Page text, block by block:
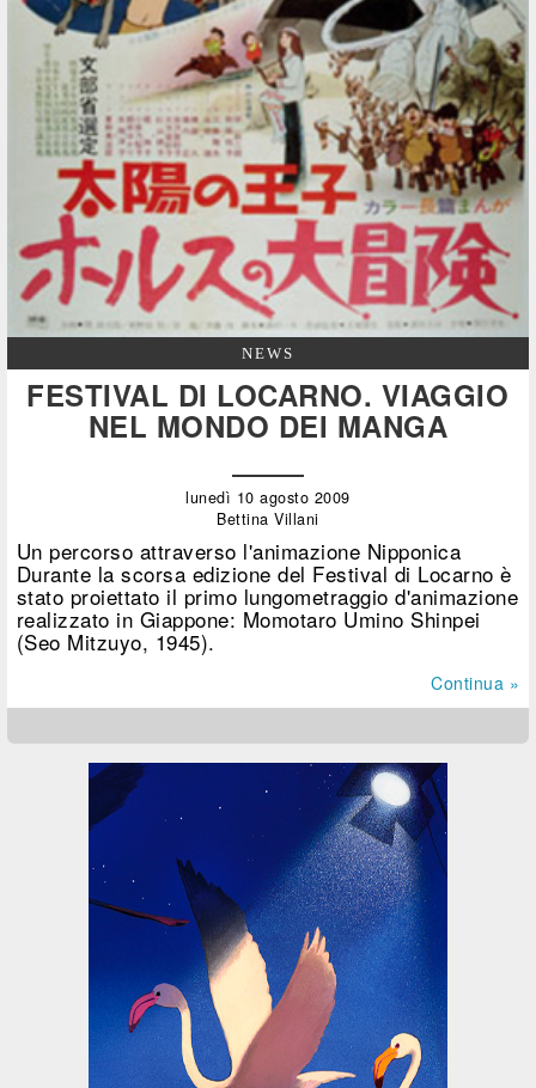
NEWS
FESTIVAL DI LOCARNO. VIAGGIO
NEL MONDO DEI MANGA
lunedì 10 agosto 2009
Bettina Villani
Un percorso attraverso l'animazione Nipponica
Durante la scorsa edizione del Festival di Locarno è
stato proiettato il primo lungometraggio d'animazione
realizzato in Giappone: Momotaro Umino Shinpei
(Seo Mitzuyo, 1945).
Continua »